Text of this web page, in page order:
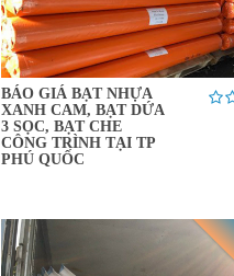
BÁO GIÁ BẠT NHỰA
XANH CAM, BẠT DỨA
3 SỌC, BẠT CHE
CÔNG TRÌNH TẠI TP
PHÚ QUỐC